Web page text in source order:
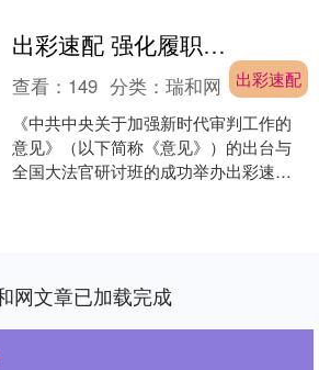
出彩速配 强化履职担当 做好“九分落实”
出彩速配
查看： 149 分类：瑞和网
《中共中央关于加强新时代审判工作的
意见》（以下简称《意见》）的出台与
全国大法官研讨班的成功举办出彩速
网文章已加载完成